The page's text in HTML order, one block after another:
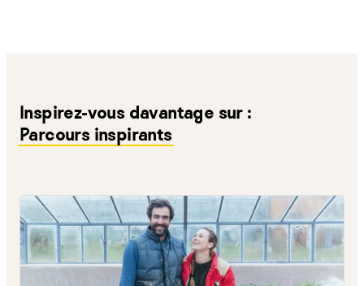
Inspirez-vous davantage sur :
Parcours inspirants